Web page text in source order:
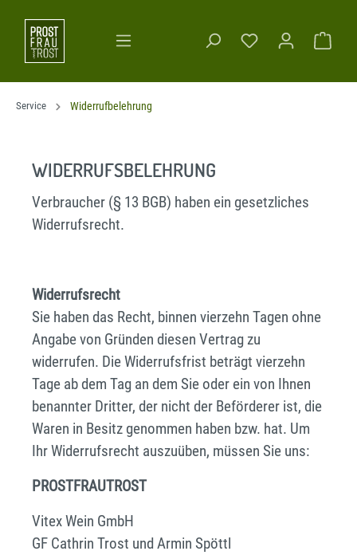
Service Widerrufbelehrung
WIDERRUFSBELEHRUNG
Verbraucher (§ 13 BGB) haben ein gesetzliches
Widerrufsrecht.
Widerrufsrecht
Sie haben das Recht, binnen vierzehn Tagen ohne
Angabe von Gründen diesen Vertrag zu
widerrufen. Die Widerrufsfrist beträgt vierzehn
Tage ab dem Tag an dem Sie oder ein von Ihnen
benannter Dritter, der nicht der Beförderer ist, die
Waren in Besitz genommen haben bzw. hat. Um
Ihr Widerrufsrecht auszuüben, müssen Sie uns:
PROSTFRAUTROST
Vitex Wein GmbH
GF Cathrin Trost und Armin Spöttl